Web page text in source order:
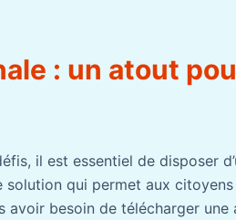
: un atout
il est essentiel de disposer
solution qui permet aux
avoir besoin de télécharger une